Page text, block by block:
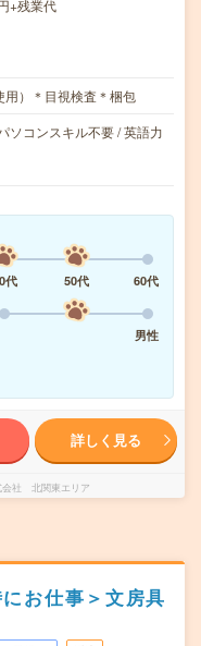
+残業代
用）＊目視検査＊梱包
ソコンスキル不要 / 英語力
代 50代
60代
男性
詳しく見る
会社 北関東エリア
お仕事＞文房具